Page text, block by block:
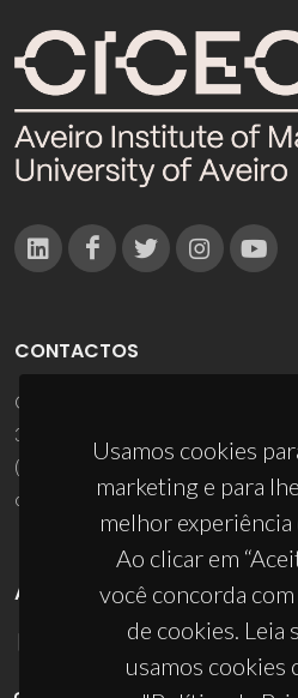
Usamos cookies
marketing e para
melhor experiência
Ao clicar em
você concorda
de cookies. Leia
usamos cookies
CONTACTOS
Campus Universitário de Santiago
3810-193 Aveiro - Portugal
(+351) 234 370 200
ciceco@ua.pt
APOIOS